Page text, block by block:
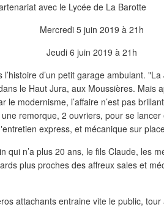
avec le Lycée de La Barotte
Mercredi 5 juin 2019 à 21h
Jeudi 6 juin 2019 à 21h
l’histoire d’un petit garage ambulant.
le Haut Jura, aux Moussières. Mais
le modernisme, l’affaire n’est pas
remorque, 2 ouvriers, pour se
express, et mécanique sur
qui n’a plus 20 ans, le fils Claude, les
plus proches des affreux sales et
attachants entraine vite le public,